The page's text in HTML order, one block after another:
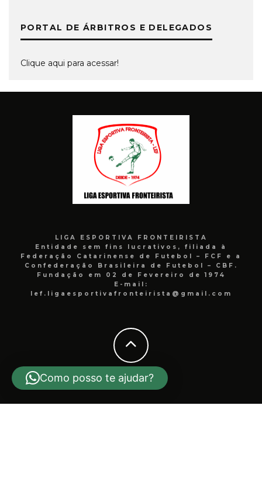
PORTAL DE ÁRBITROS E DELEGADOS
Clique aqui para acessar!
LIGA ESPORTIVA FRONTEIRISTA
Entidade sem fins lucrativos, filiada à
Federação Catarinense de Futebol – FCF e a
Confederação Brasileira de Futebol – CBF.
Fundação em 02 de Fevereiro de 1974
E-mail:
lef.ligaesportivafronteirista@gmail.com
Como posso te ajudar?